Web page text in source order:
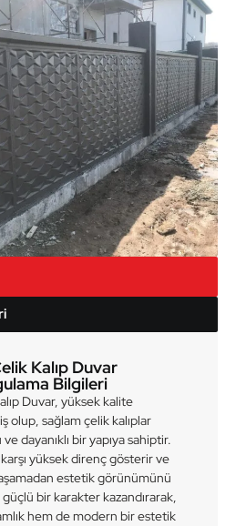
Kalıp Duvar
Bilgileri
Duvar, yüksek kalite
olup, sağlam çelik kalıplar
dayanıklı bir yapıya sahiptir.
yüksek direnç gösterir ve
estetik görünümünü
bir karakter kazandırarak,
hem de modern bir estetik